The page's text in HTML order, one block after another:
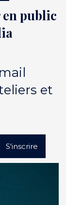
public
et